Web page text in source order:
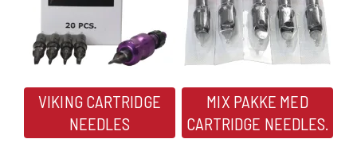
VIKING CARTRIDGE
NEEDLES
MIX PAKKE MED
CARTRIDGE NEEDLES.